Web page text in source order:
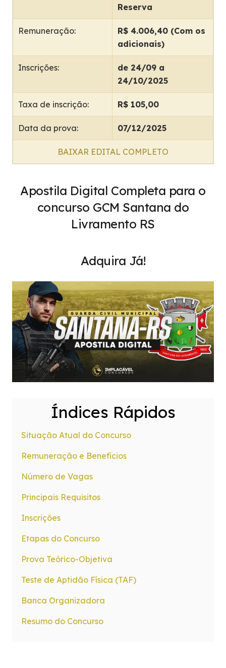
Reserva
Remuneração:
R$ 4.006,40 (Com os
adicionais)
Inscrições:
de 24/09 a
24/10/2025
Taxa de inscrição: R$ 105,00
Data da prova: 07/12/2025
BAIXAR EDITAL COMPLETO
Apostila Digital Completa para o
concurso GCM Santana do
Livramento RS
Adquira Já!
Índices Rápidos
Situação Atual do Concurso
Remuneração e Benefícios
Número de Vagas
Principais Requisitos
Inscrições
Etapas do Concurso
Prova Teórico-Objetiva
Teste de Aptidão Física (TAF)
Banca Organizadora
Resumo do Concurso